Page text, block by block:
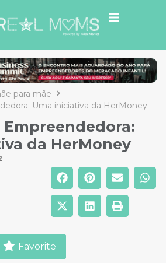
para mãe
Uma iniciativa da HerMoney
da HerMoney
Favorite